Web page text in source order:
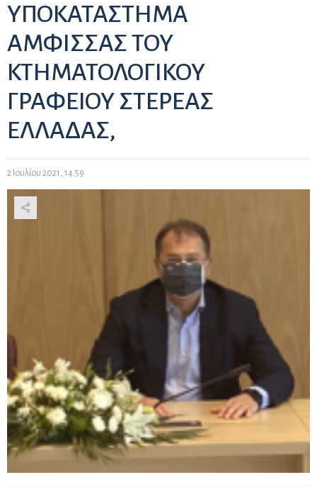
ΥΠΟΚΑΤΑΣΤΗΜΑ
ΑΜΦΙΣΣΑΣ ΤΟΥ
ΚΤΗΜΑΤΟΛΟΓΙΚΟΥ
ΓΡΑΦΕΙΟΥ ΣΤΕΡΕΑΣ
ΕΛΛΑΔΑΣ,
2 Ιουλίου 2021, 14:59